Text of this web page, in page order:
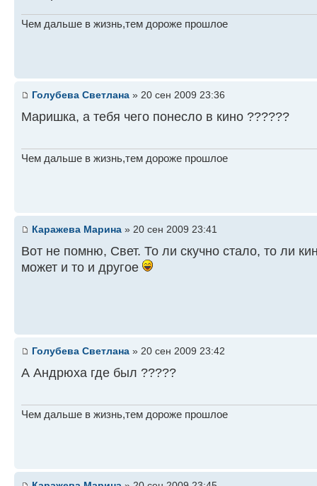
Чем дальше в жизнь,тем дороже прошлое
Голубева Светлана » 20 сен 2009 23:36
Маришка, а тебя чего понесло в кино ??????
Чем дальше в жизнь,тем дороже прошлое
Каражева Марина » 20 сен 2009 23:41
Вот не помню, Свет. То ли скучно стало, то ли
может и то и другое
Голубева Светлана » 20 сен 2009 23:42
А Андрюха где был ?????
Чем дальше в жизнь,тем дороже прошлое